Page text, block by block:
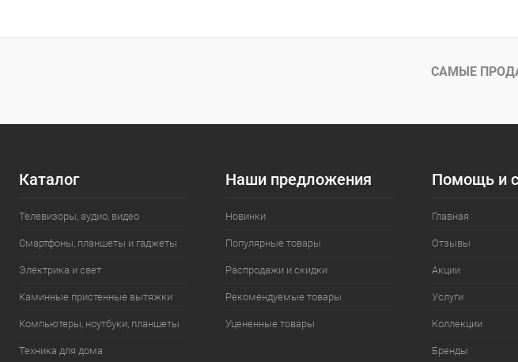
САМЫЕ
Каталог
Телевизоры, аудио, видео
Смартфоны, планшеты и гаджеты
Электрика и свет
Каминные пристенные вытяжки
Компьютеры, ноутбуки, планшеты
Техника для дома
Наши предложения
Новинки
Популярные товары
Распродажи и скидки
Рекомендуемые товары
Уцененные товары
Помощь и
Главная
Отзывы
Акции
Услуги
Коллекции
Бренды